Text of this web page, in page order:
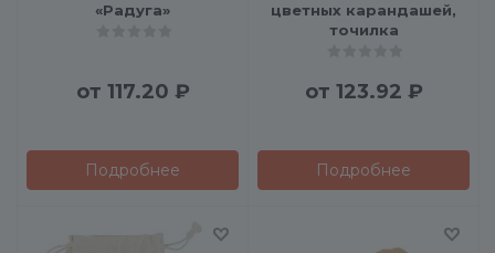
«Радуга»
от 117.20 ₽
Подробнее
цветных карандашей,
точилка
от 123.92 ₽
Подробнее